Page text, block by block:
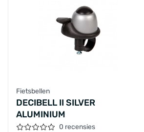
Fietsbellen
DECIBELL II SILVER
ALUMINIUM
0 recensies